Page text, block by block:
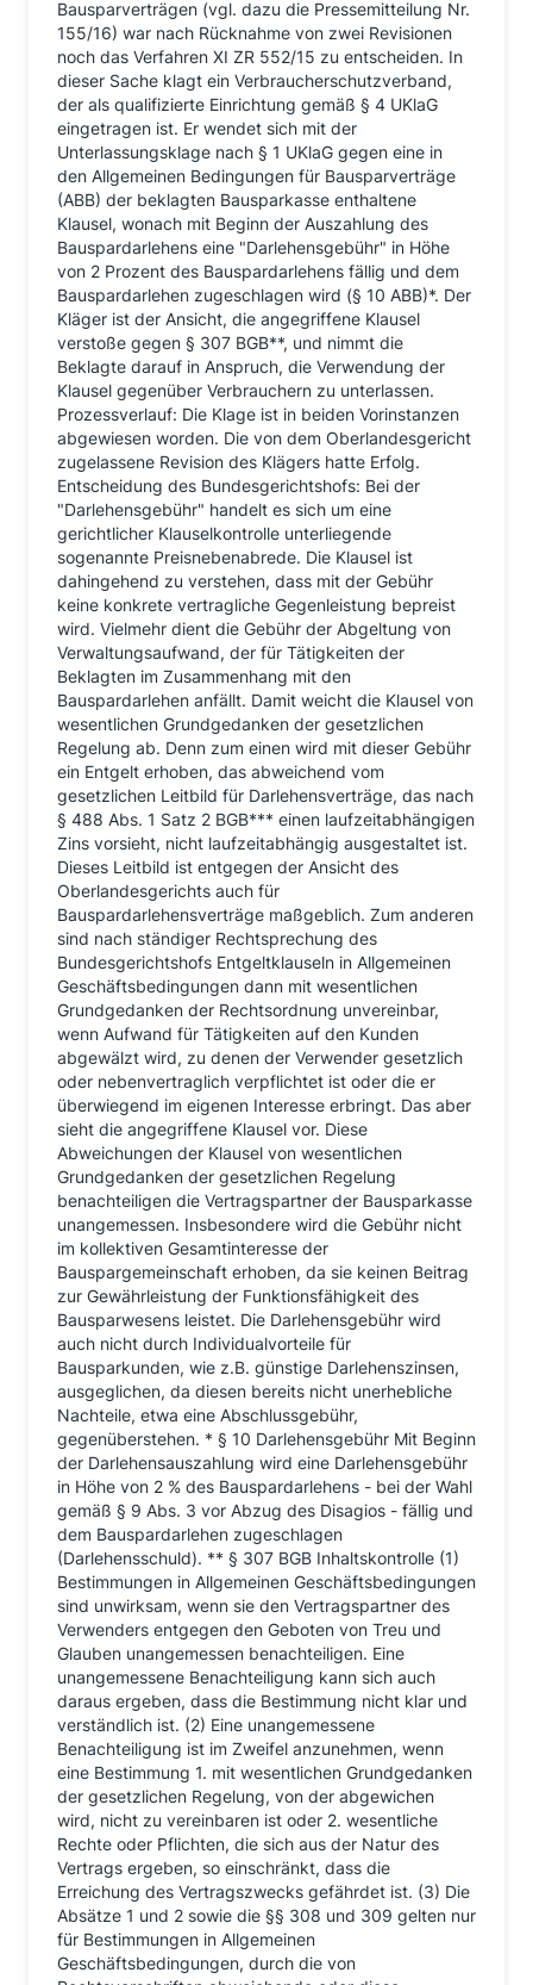
Bausparverträgen (vgl. dazu die Pressemitteilung Nr.
155/16) war nach Rücknahme von zwei Revisionen
noch das Verfahren XI ZR 552/15 zu entscheiden. In
dieser Sache klagt ein Verbraucherschutzverband,
der als qualifizierte Einrichtung gemäß § 4 UKlaG
eingetragen ist. Er wendet sich mit der
Unterlassungsklage nach § 1 UKlaG gegen eine in
den Allgemeinen Bedingungen für Bausparverträge
(ABB) der beklagten Bausparkasse enthaltene
Klausel, wonach mit Beginn der Auszahlung des
Bauspardarlehens eine "Darlehensgebühr" in Höhe
von 2 Prozent des Bauspardarlehens fällig und dem
Bauspardarlehen zugeschlagen wird (§ 10 ABB)*. Der
Kläger ist der Ansicht, die angegriffene Klausel
verstoße gegen § 307 BGB**, und nimmt die
Beklagte darauf in Anspruch, die Verwendung der
Klausel gegenüber Verbrauchern zu unterlassen.
Prozessverlauf: Die Klage ist in beiden Vorinstanzen
abgewiesen worden. Die von dem Oberlandesgericht
zugelassene Revision des Klägers hatte Erfolg.
Entscheidung des Bundesgerichtshofs: Bei der
"Darlehensgebühr" handelt es sich um eine
gerichtlicher Klauselkontrolle unterliegende
sogenannte Preisnebenabrede. Die Klausel ist
dahingehend zu verstehen, dass mit der Gebühr
keine konkrete vertragliche Gegenleistung bepreist
wird. Vielmehr dient die Gebühr der Abgeltung von
Verwaltungsaufwand, der für Tätigkeiten der
Beklagten im Zusammenhang mit den
Bauspardarlehen anfällt. Damit weicht die Klausel von
wesentlichen Grundgedanken der gesetzlichen
Regelung ab. Denn zum einen wird mit dieser Gebühr
ein Entgelt erhoben, das abweichend vom
gesetzlichen Leitbild für Darlehensverträge, das nach
§ 488 Abs. 1 Satz 2 BGB*** einen laufzeitabhängigen
Zins vorsieht, nicht laufzeitabhängig ausgestaltet ist.
Dieses Leitbild ist entgegen der Ansicht des
Oberlandesgerichts auch für
Bauspardarlehensverträge maßgeblich. Zum anderen
sind nach ständiger Rechtsprechung des
Bundesgerichtshofs Entgeltklauseln in Allgemeinen
Geschäftsbedingungen dann mit wesentlichen
Grundgedanken der Rechtsordnung unvereinbar,
wenn Aufwand für Tätigkeiten auf den Kunden
abgewälzt wird, zu denen der Verwender gesetzlich
oder nebenvertraglich verpflichtet ist oder die er
überwiegend im eigenen Interesse erbringt. Das aber
sieht die angegriffene Klausel vor. Diese
Abweichungen der Klausel von wesentlichen
Grundgedanken der gesetzlichen Regelung
benachteiligen die Vertragspartner der Bausparkasse
unangemessen. Insbesondere wird die Gebühr nicht
im kollektiven Gesamtinteresse der
Bauspargemeinschaft erhoben, da sie keinen Beitrag
zur Gewährleistung der Funktionsfähigkeit des
Bausparwesens leistet. Die Darlehensgebühr wird
auch nicht durch Individualvorteile für
Bausparkunden, wie z.B. günstige Darlehenszinsen,
ausgeglichen, da diesen bereits nicht unerhebliche
Nachteile, etwa eine Abschlussgebühr,
gegenüberstehen. * § 10 Darlehensgebühr Mit Beginn
der Darlehensauszahlung wird eine Darlehensgebühr
in Höhe von 2 % des Bauspardarlehens - bei der Wahl
gemäß § 9 Abs. 3 vor Abzug des Disagios - fällig und
dem Bauspardarlehen zugeschlagen
(Darlehensschuld). ** § 307 BGB Inhaltskontrolle (1)
Bestimmungen in Allgemeinen Geschäftsbedingungen
sind unwirksam, wenn sie den Vertragspartner des
Verwenders entgegen den Geboten von Treu und
Glauben unangemessen benachteiligen. Eine
unangemessene Benachteiligung kann sich auch
daraus ergeben, dass die Bestimmung nicht klar und
verständlich ist. (2) Eine unangemessene
Benachteiligung ist im Zweifel anzunehmen, wenn
eine Bestimmung 1. mit wesentlichen Grundgedanken
der gesetzlichen Regelung, von der abgewichen
wird, nicht zu vereinbaren ist oder 2. wesentliche
Rechte oder Pflichten, die sich aus der Natur des
Vertrags ergeben, so einschränkt, dass die
Erreichung des Vertragszwecks gefährdet ist. (3) Die
Absätze 1 und 2 sowie die §§ 308 und 309 gelten nur
für Bestimmungen in Allgemeinen
Geschäftsbedingungen, durch die von